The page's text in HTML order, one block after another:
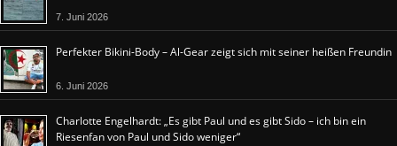
7. Juni 2026
Perfekter Bikini-Body – Al-Gear zeigt sich mit seiner heißen Freundin
6. Juni 2026
Charlotte Engelhardt: „Es gibt Paul und es gibt Sido – ich bin ein
Riesenfan von Paul und Sido weniger“